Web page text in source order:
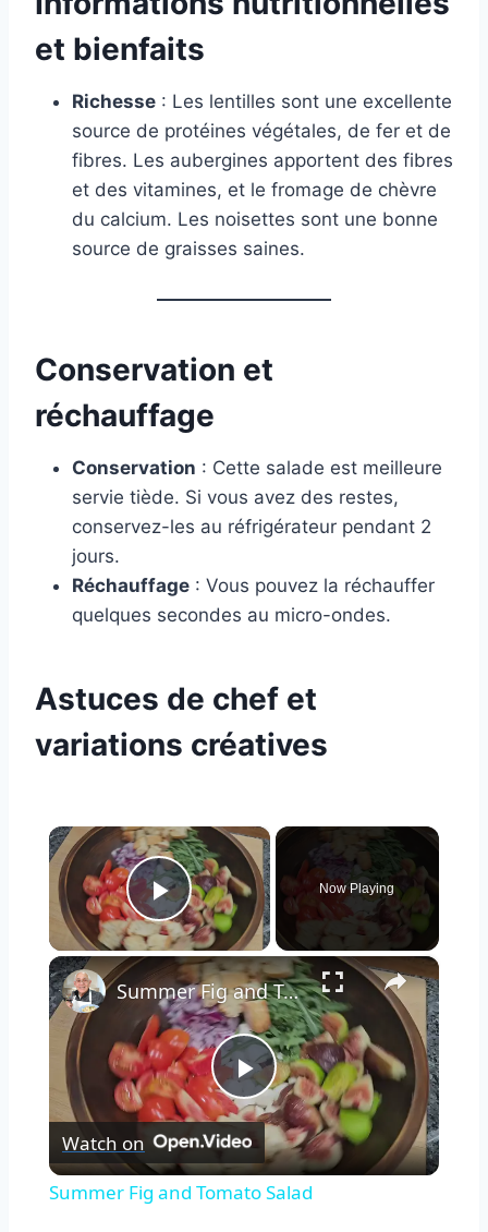
et bienfaits
Richesse : Les lentilles sont une excellente
source de protéines végétales, de fer et de
fibres. Les aubergines apportent des fibres
et des vitamines, et le fromage de chèvre
du calcium. Les noisettes sont une bonne
source de graisses saines.
Conservation et
réchauffage
Conservation : Cette salade est meilleure
servie tiède. Si vous avez des restes,
conservez-les au réfrigérateur pendant 2
jours.
Réchauffage : Vous pouvez la réchauffer
quelques secondes au micro-ondes.
Astuces de chef et
variations créatives
×
Play Video
Now Playing
×
Play
Video
Summer Fig and Tomato Salad
Watch on
Summer Fig and Tomato Salad